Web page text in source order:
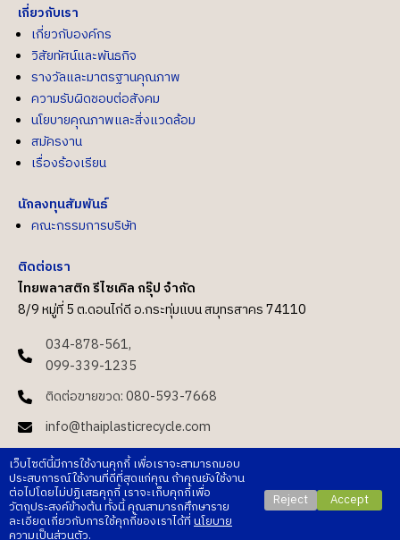
เกี่ยวกับเรา
เกี่ยวกับองค์กร
วิสัยทัศน์และพันธกิจ
รางวัลและมาตรฐานคุณภาพ
ความรับผิดชอบต่อสังคม
นโยบายคุณภาพและสิ่งแวดล้อม
สมัครงาน
เรื่องร้องเรียน
นักลงทุนสัมพันธ์
คณะกรรมการบริษัท
ติดต่อเรา
ไทยพลาสติก รีไซเคิล กรุ๊ป จำกัด
8/9 หมู่ที่ 5 ต.ดอนไก่ดี อ.กระทุ่มแบน สมุทรสาคร 74110
034-878-561,
099-339-1235
ติดต่อขายขวด: 080-593-7668
info@thaiplasticrecycle.com
ติดต่อ Sale:0993391235
sale.tpr@thaiplasticrecycle.com
Whatsapp: +66993391235 May
เว็บไซต์นี้มีการใช้งานคุกกี้ เพื่อเราจะสามารถมอบ
ประสบการณ์ใช้งานที่ดีที่สุดแก่คุณ ถ้าคุณยังใช้งาน
ต่อไปโดยไม่ปฏิเสธคุกกี้ เราจะเก็บคุกกี้เพื่อ
วัตถุประสงค์ข้างต้น ทั้งนี้ คุณสามารถศึกษาราย
ละเอียดเกี่ยวกับการใช้คุกกี้ของเราได้ที่นโยบาย
ความเป็นส่วนตัว.
Reject Accept